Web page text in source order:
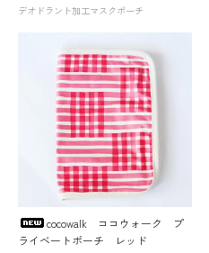
デオドラント加工マスクポーチ
cocowalk ココウォーク プ
ライベートポーチ レッド